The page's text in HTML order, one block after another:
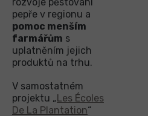
pepře v regionu a
pomoc menším
farmářům s
uplatněním jejich
produktů na trhu.
V samostatném
projektu „Les Écoles
De La Plantation“